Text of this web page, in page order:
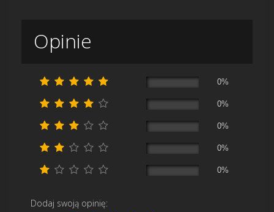
Opinie
0%
0%
0%
0%
0%
Dodaj swoją opinię: